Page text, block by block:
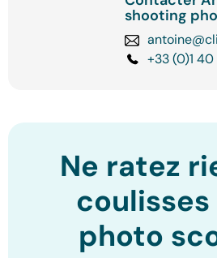
shooting
+33 (0)1
Ne ratez
coulisses
photo